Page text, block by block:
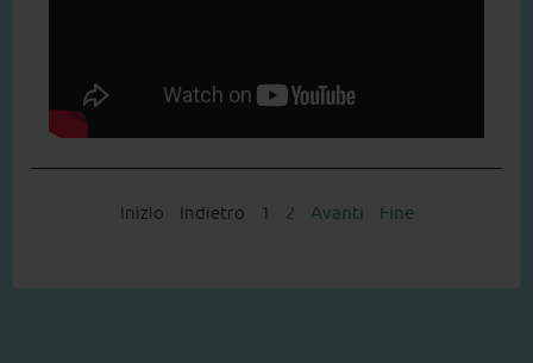
Inizio Indietro 1 2 Avanti Fine